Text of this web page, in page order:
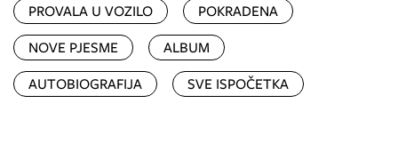
PROVALA U VOZILO
POKRADENA
NOVE PJESME
ALBUM
AUTOBIOGRAFIJA
SVE ISPOČETKA